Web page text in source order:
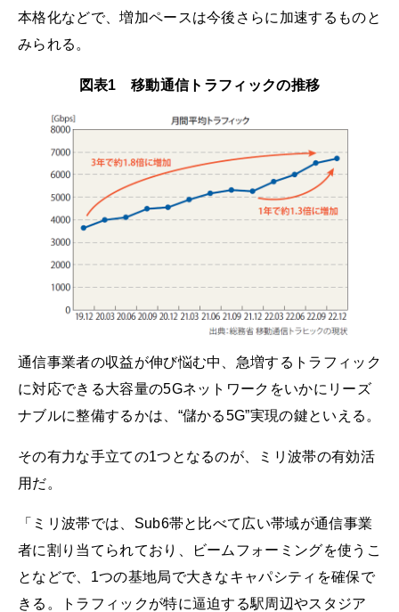
本格化などで、増加ペースは今後さらに加速するものと
みられる。
図表1 移動通信トラフィックの推移
通信事業者の収益が伸び悩む中、急増するトラフィック
に対応できる大容量の5Gネットワークをいかにリーズ
ナブルに整備するかは、“儲かる5G”実現の鍵といえる。
その有力な手立ての1つとなるのが、ミリ波帯の有効活
用だ。
「ミリ波帯では、Sub6帯と比べて広い帯域が通信事業
者に割り当てられており、ビームフォーミングを使うこ
となどで、1つの基地局で大きなキャパシティを確保で
きる。トラフィックが特に逼迫する駅周辺やスタジア